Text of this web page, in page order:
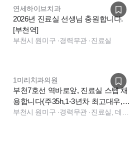
연세하이브치과
2026년 진료실 선생님 충원합니다.
[부천역]
부천시 원미구 ·경력무관·진료실
1미리치과의원
부천7호선 역바로앞, 진료실 스텝 채
용합니다(주35h,1-3년차 최고대우,파
트타임가능)
부천시 원미구 ·경력무관·